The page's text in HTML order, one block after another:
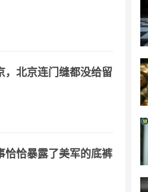
，北京连门缝都没给留
恰恰暴露了美军的底裤